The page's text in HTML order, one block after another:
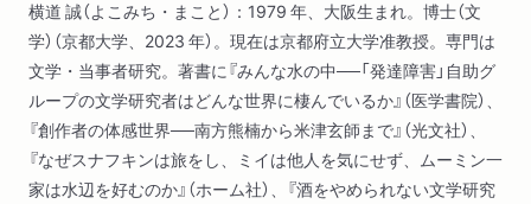
横道 誠（よこみち・まこと）：1979 年、大阪生まれ。博士（文
学）（京都大学、2023 年）。現在は京都府立大学准教授。専門は
文学・当事者研究。著書に『みんな水の中──「発達障害」自助グ
ループの文学研究者はどんな世界に棲んでいるか』（医学書院）、
『創作者の体感世界──南方熊楠から米津玄師まで』（光文社）、
『なぜスナフキンは旅をし、ミイは他人を気にせず、ムーミン一
家は水辺を好むのか』（ホーム社）、『酒をやめられない文学研究